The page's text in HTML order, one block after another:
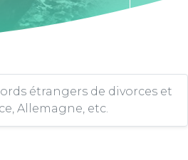
étrangers de divorces et
Allemagne, etc.